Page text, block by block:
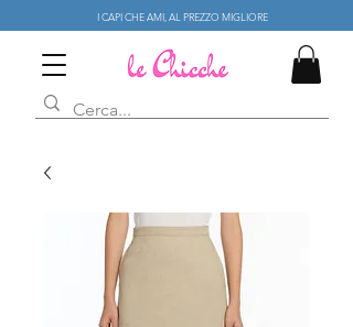
I CAPI CHE AMI, AL PREZZO MIGLIORE